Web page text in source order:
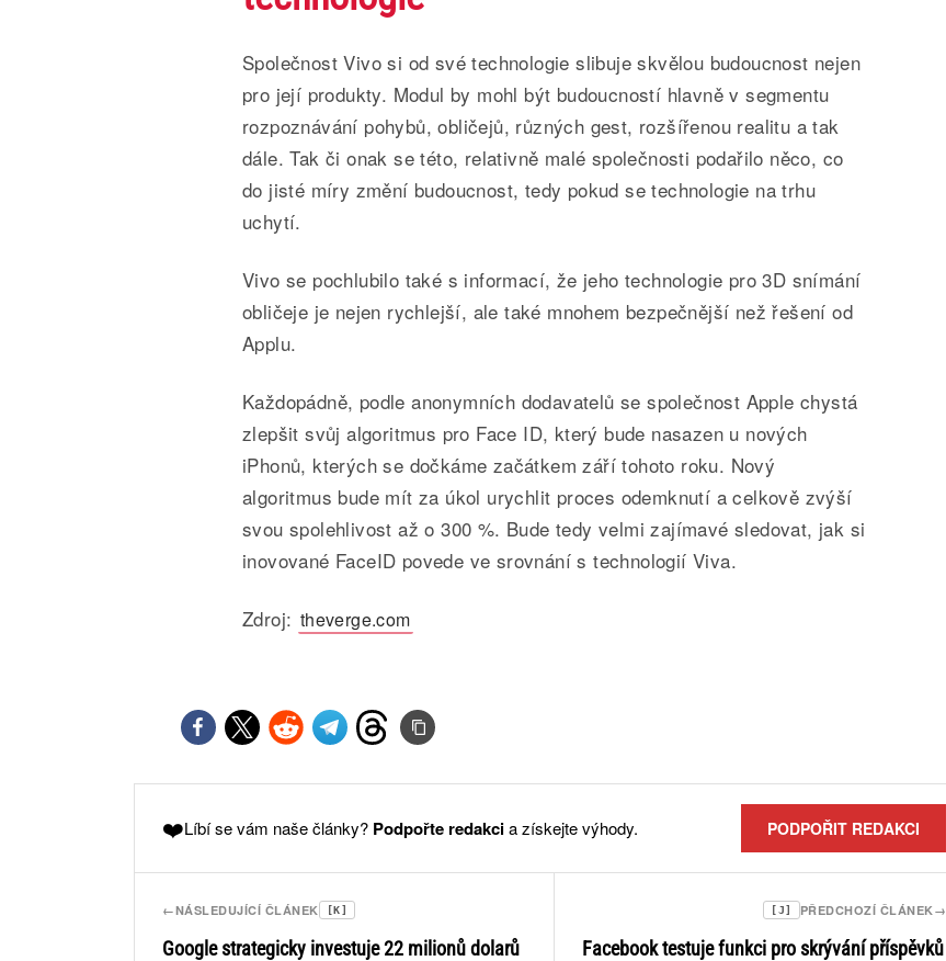
Společnost Vivo si od své technologie slibuje skvělou budoucnost nejen
pro její produkty. Modul by mohl být budoucností hlavně v segmentu
rozpoznávání pohybů, obličejů, různých gest, rozšířenou realitu a tak
dále. Tak či onak se této, relativně malé společnosti podařilo něco, co
do jisté míry změní budoucnost, tedy pokud se technologie na trhu
uchytí.
Vivo se pochlubilo také s informací, že jeho technologie pro 3D snímání
obličeje je nejen rychlejší, ale také mnohem bezpečnější než řešení od
Applu.
Každopádně, podle anonymních dodavatelů se společnost Apple chystá
zlepšit svůj algoritmus pro Face ID, který bude nasazen u nových
iPhonů, kterých se dočkáme začátkem září tohoto roku. Nový
algoritmus bude mít za úkol urychlit proces odemknutí a celkově zvýší
svou spolehlivost až o 300 %. Bude tedy velmi zajímavé sledovat, jak si
inovované FaceID povede ve srovnání s technologií Viva.
Zdroj: theverge.com
❤️Líbí se vám naše články? Podpořte redakcia získejte výhody. PODPOŘIT REDAKCI
←NÁSLEDUJÍCÍ ČLÁNEK [K]
Google strategicky investuje 22 milionů dolarů
→
PŘEDCHOZÍ ČLÁNEK
[J]
Facebook testuje funkci pro skrývání příspěvků